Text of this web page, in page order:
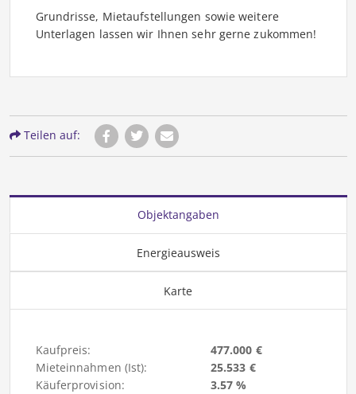
Grundrisse, Mietaufstellungen sowie weitere
Unterlagen lassen wir Ihnen sehr gerne zukommen!
Teilen auf:
Objektangaben
Energieausweis
Karte
Kaufpreis:
477.000 €
Mieteinnahmen (Ist):
25.533 €
Käuferprovision:
3.57 %